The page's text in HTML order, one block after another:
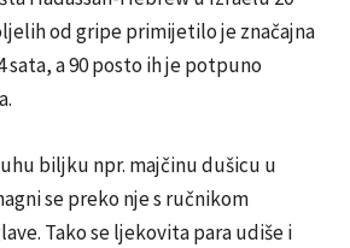
od gripe primijetilo je značajna
sata, a 90 posto ih je potpuno
biljku npr. majčinu dušicu u
se preko nje s ručnikom
Tako se ljekovita para udiše i